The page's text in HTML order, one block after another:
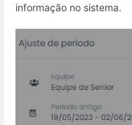
informação no sistema.